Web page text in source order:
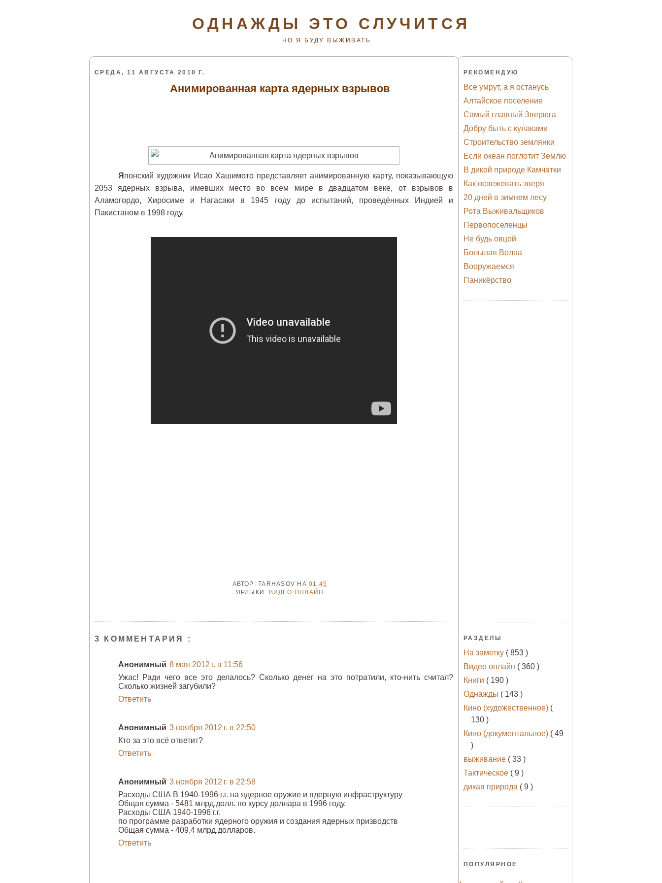
ОДНАЖДЫ ЭТО СЛУЧИТСЯ
НО Я БУДУ ВЫЖИВАТЬ
СРЕДА, 11 АВГУСТА 2010 Г.
Анимированная карта ядерных взрывов
Я понский художник Исао Хашимото представляет анимированную карту, показывающую
2053 ядерных взрыва, имевших место во всем мире в двадцатом веке, от взрывов в
Аламогордо, Хиросиме и Нагасаки в 1945 году до испытаний, проведённых Индией и
Пакистаном в 1998 году.
АВТОР:TARHASOV НА01:45
ЯРЛЫКИ: ВИДЕО ОНЛАЙН
3 КОММЕНТАРИЯ :
Анонимный 8 мая 2012 г. в 11:56
Ужас! Ради чего все это делалось? Сколько денег на это потратили, кто-нить считал?
Сколько жизней загубили?
Ответить
Анонимный 3 ноября 2012 г. в 22:50
Кто за это всё ответит?
Ответить
Анонимный 3 ноября 2012 г. в 22:58
Расходы США В 1940-1996 г.г. на ядерное оружие и ядерную инфраструктуру
Общая сумма - 5481 млрд.долл. по курсу доллара в 1996 году.
Расходы США 1940-1996 г.г.
по программе разработки ядерного оружия и создания ядерных призводств
Общая сумма - 409,4 млрд.долларов.
Ответить
РЕКОМЕНДУЮ
Все умрут, а я останусь
Алтайское поселение
Самый главный Зверюга
Добру быть с кулаками
Строительство землянки
Если океан поглотит Землю
В дикой природе Камчатки
Как освежевать зверя
20 дней в зимнем лесу
Рота Выживальщиков
Первопоселенцы
Не будь овцой
Большая Волна
Вооружаемся
Паникёрство
РАЗДЕЛЫ
На заметку ( 853 )
Видео онлайн ( 360 )
Книги ( 190 )
Однажды ( 143 )
Кино (художественное) (
130 )
Кино (документальное) ( 49
)
выживание ( 33 )
Тактическое ( 9 )
дикая природа ( 9 )
ПОПУЛЯРНОЕ